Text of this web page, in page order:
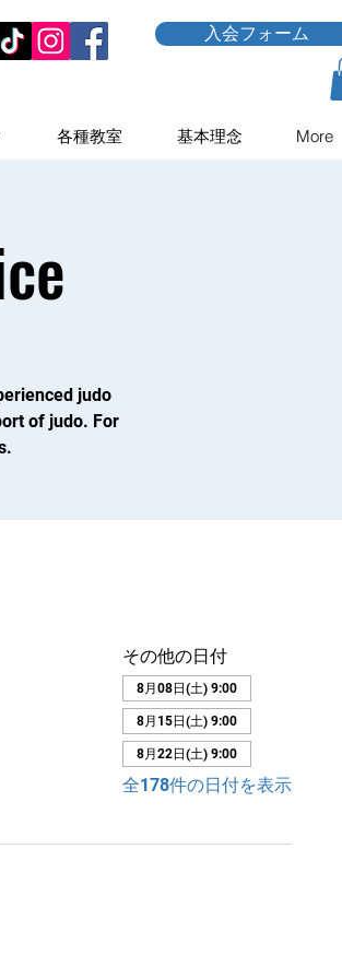
各種教室 基本理念 More
入会フォーム
judo
of judo. For
その他の日付
8月08日(土) 9:00
8月15日(土) 9:00
8月22日(土) 9:00
全178件の日付を表示